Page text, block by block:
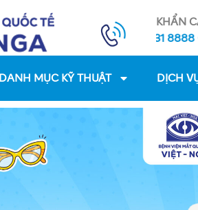
KHẨN
0931 8888 01 - 0931 8888 02
DANH MỤC KỸ THUẬT DỊCH